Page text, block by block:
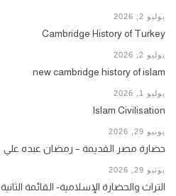
يوليو 2, 2026
Cambridge History of Turkey
يوليو 2, 2026
new cambridge history of islam
يوليو 1, 2026
Islam Civilisation
يونيو 29, 2026
حضارة مصر القديمة – رمضان عبده علي
يونيو 29, 2026
التراث والحضارة الإسلامية- القائمة الثانية